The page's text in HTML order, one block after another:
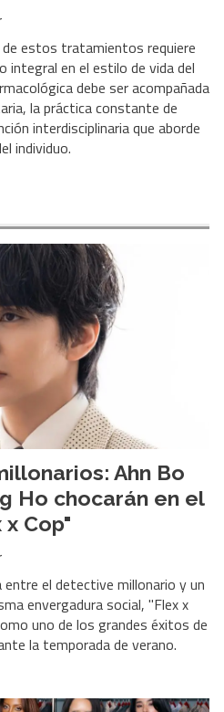
estos tratamientos requiere
integral en el estilo de vida del
debe ser acompañada
la práctica constante de
interdisciplinaria que aborde
individuo.
Ahn Bo
Ho chocarán en el
Cop"
entre el detective millonario y un
envergadura social, "Flex x
uno de los grandes éxitos de
la temporada de verano.